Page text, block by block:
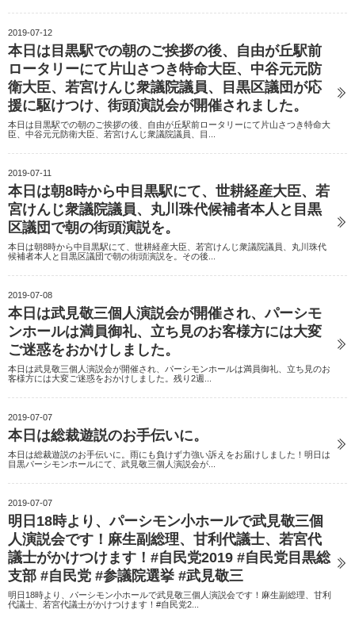
2019-07-12
本日は目黒駅での朝のご挨拶の後、自由が丘駅前
ロータリーにて片山さつき特命大臣、中谷元元防
衛大臣、若宮けんじ衆議院議員、目黒区議団が応
援に駆けつけ、街頭演説会が開催されました。
本日は目黒駅での朝のご挨拶の後、自由が丘駅前ロータリーにて片山さつき特命大
臣、中谷元元防衛大臣、若宮けんじ衆議院議員、目...
2019-07-11
本日は朝8時から中目黒駅にて、世耕経産大臣、若
宮けんじ衆議院議員、丸川珠代候補者本人と目黒
区議団で朝の街頭演説を。
本日は朝8時から中目黒駅にて、世耕経産大臣、若宮けんじ衆議院議員、丸川珠代
候補者本人と目黒区議団で朝の街頭演説を。その後...
2019-07-08
本日は武見敬三個人演説会が開催され、パーシモ
ンホールは満員御礼、立ち見のお客様方には大変
ご迷惑をおかけしました。
本日は武見敬三個人演説会が開催され、パーシモンホールは満員御礼、立ち見のお
客様方には大変ご迷惑をおかけしました。残り2週...
2019-07-07
本日は総裁遊説のお手伝いに。
本日は総裁遊説のお手伝いに。雨にも負けず力強い訴えをお届けしました！明日は
目黒パーシモンホールにて、武見敬三個人演説会が...
2019-07-07
明日18時より、パーシモン小ホールで武見敬三個
人演説会です！麻生副総理、甘利代議士、若宮代
議士がかけつけます！#自民党2019 #自民党目黒総
支部 #自民党 #参議院選挙 #武見敬三
明日18時より、パーシモン小ホールで武見敬三個人演説会です！麻生副総理、甘利
代議士、若宮代議士がかけつけます！#自民党2...